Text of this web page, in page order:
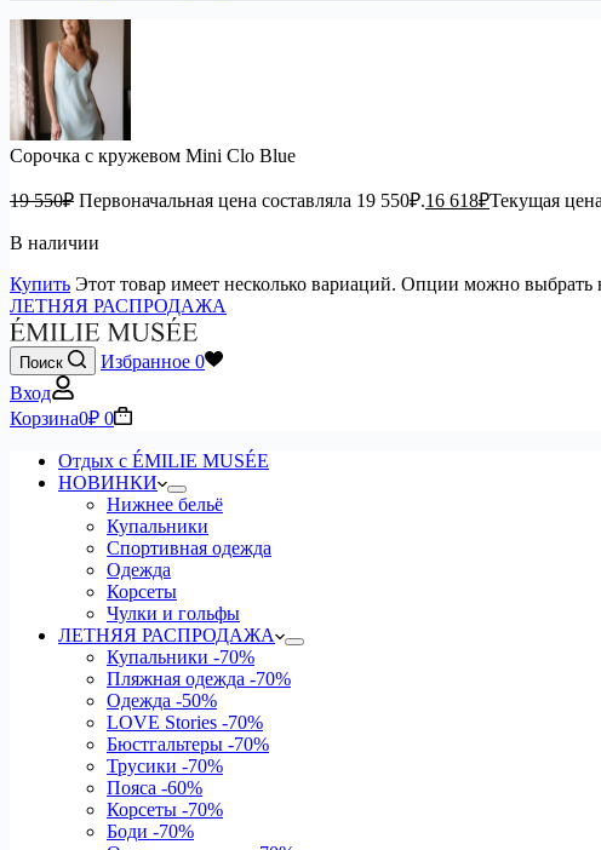
Сорочка с кружевом Mini Clo Blue
19 550₽ Первоначальная цена составляла 19 550₽.16 618₽Текущая
В наличии
Купить Этот товар имеет несколько вариаций. Опции можно выбрать
ЛЕТНЯЯ РАСПРОДАЖА
Поиск Избранное 0
Вход
Корзина0₽ 0
Отдых с ÉMILIE MUSÉE
НОВИНКИ
Нижнее бельё
Купальники
Спортивная одежда
Одежда
Корсеты
Чулки и гольфы
ЛЕТНЯЯ РАСПРОДАЖА
Купальники -70%
Пляжная одежда -70%
Одежда -50%
LOVE Stories -70%
Бюстгальтеры -70%
Трусики -70%
Пояса -60%
Корсеты -70%
Боди -70%